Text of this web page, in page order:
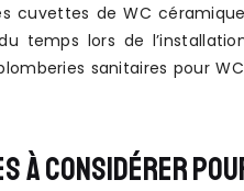
cuvettes de WC
temps lors de
sanitaires pour
À CONSIDÉRER